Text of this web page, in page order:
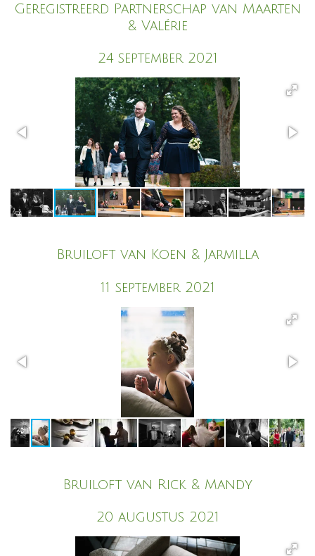
Geregistreerd Partnerschap van Maarten
& Valérie
24 september 2021
Bruiloft van Koen & Jarmilla
11 september 2021
Bruiloft van Rick & Mandy
20 augustus 2021